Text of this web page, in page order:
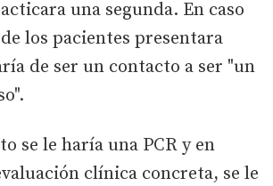
una segunda. En caso
los pacientes presentara
de ser un contacto a ser "un
se le haría una PCR y en
clínica concreta, se le